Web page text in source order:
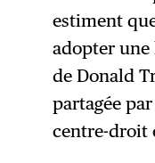
estiment
adopter une
de Donald
partagée
centre-droit